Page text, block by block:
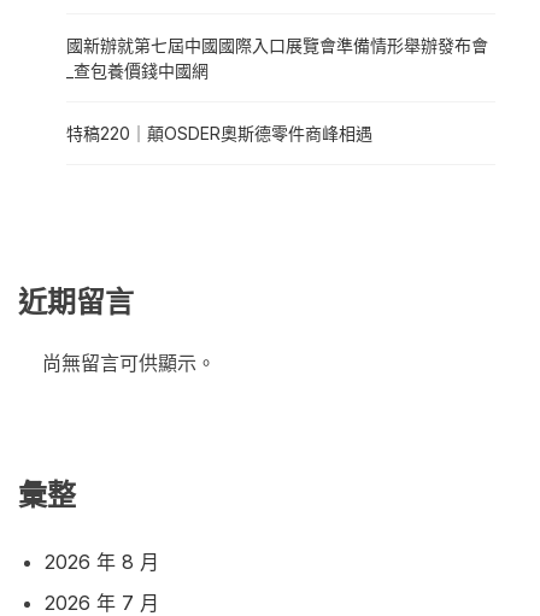
國新辦就第七屆中國國際入口展覽會準備情形舉辦發布會
_查包養價錢中國網
特稿220｜顛OSDER奧斯德零件商峰相遇
近期留言
尚無留言可供顯示。
彙整
2026 年 8 月
2026 年 7 月